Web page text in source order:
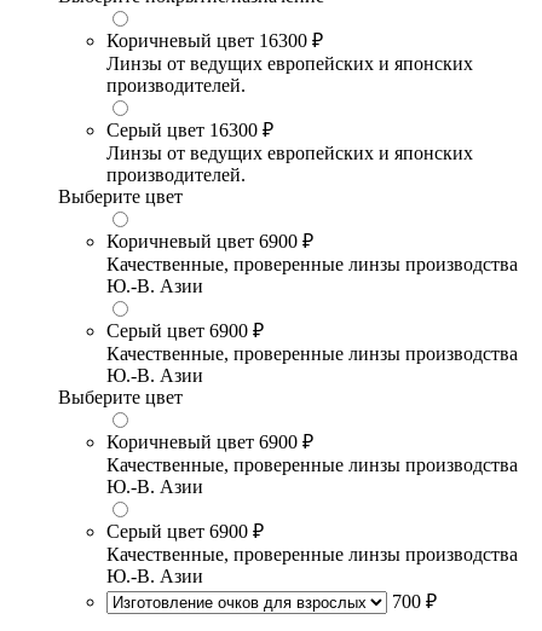
Коричневый цвет 16300 ₽
Линзы от ведущих европейских и японских
производителей.
Серый цвет 16300 ₽
Линзы от ведущих европейских и японских
производителей.
Выберите цвет
Коричневый цвет 6900 ₽
Качественные, проверенные линзы производства
Ю.-В. Азии
Серый цвет 6900 ₽
Качественные, проверенные линзы производства
Ю.-В. Азии
Выберите цвет
Коричневый цвет 6900 ₽
Качественные, проверенные линзы производства
Ю.-В. Азии
Серый цвет 6900 ₽
Качественные, проверенные линзы производства
Ю.-В. Азии
700 ₽